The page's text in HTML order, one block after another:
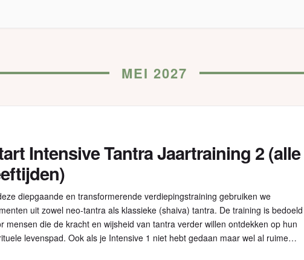
MEI 2027
Intensive Tantra Jaartraining 2 (alle
diepgaande en transformerende verdiepingstraining gebruiken we
uit zowel neo-tantra als klassieke (shaiva) tantra. De training is bedoeld
mensen die de kracht en wijsheid van tantra verder willen ontdekken op hun
levenspad. Ook als je Intensive 1 niet hebt gedaan maar wel al ruime